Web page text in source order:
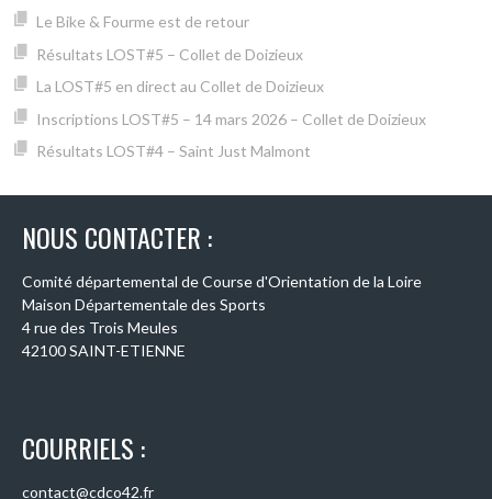
Le Bike & Fourme est de retour
Résultats LOST#5 – Collet de Doizieux
La LOST#5 en direct au Collet de Doizieux
Inscriptions LOST#5 – 14 mars 2026 – Collet de Doizieux
Résultats LOST#4 – Saint Just Malmont
NOUS CONTACTER :
Comité départemental de Course d'Orientation de la Loire
Maison Départementale des Sports
4 rue des Trois Meules
42100 SAINT-ETIENNE
COURRIELS :
contact@cdco42.fr